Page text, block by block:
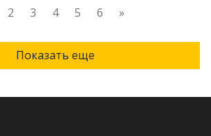
2 3 4 5 6 »
Показать еще